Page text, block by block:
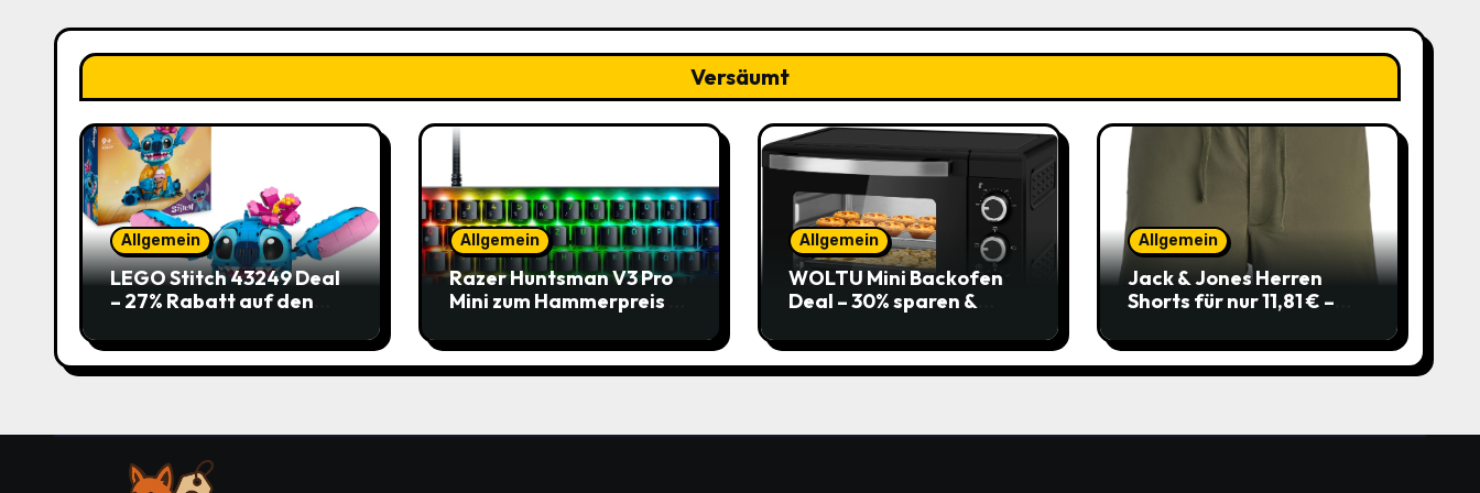
Versäumt
Allgemein
LEGO Stitch 43249 Deal
– 27% Rabatt auf den
Allgemein
Razer Huntsman V3 Pro
Mini zum Hammerpreis –
Allgemein
WOLTU Mini Backofen
Deal – 30% sparen &
Allgemein
Jack & Jones Herren
Shorts für nur 11,81 € –